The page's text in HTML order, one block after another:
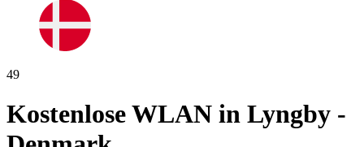
49
Kostenlose WLAN in Lyngby -